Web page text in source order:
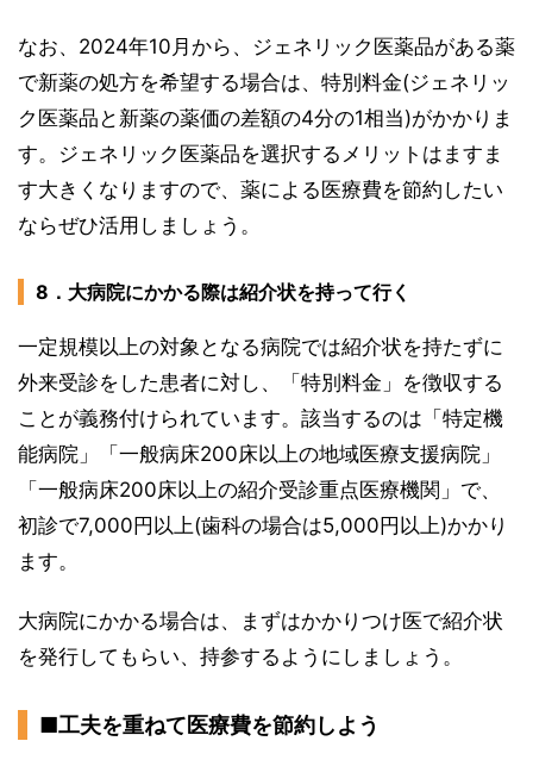
なお、2024年10月から、ジェネリック医薬品がある薬
で新薬の処方を希望する場合は、特別料金(ジェネリッ
ク医薬品と新薬の薬価の差額の4分の1相当)がかかりま
す。ジェネリック医薬品を選択するメリットはますま
す大きくなりますので、薬による医療費を節約したい
ならぜひ活用しましょう。
8．大病院にかかる際は紹介状を持って行く
一定規模以上の対象となる病院では紹介状を持たずに
外来受診をした患者に対し、「特別料金」を徴収する
ことが義務付けられています。該当するのは「特定機
能病院」「一般病床200床以上の地域医療支援病院」
「一般病床200床以上の紹介受診重点医療機関」で、
初診で7,000円以上(歯科の場合は5,000円以上)かかり
ます。
大病院にかかる場合は、まずはかかりつけ医で紹介状
を発行してもらい、持参するようにしましょう。
■工夫を重ねて医療費を節約しよう